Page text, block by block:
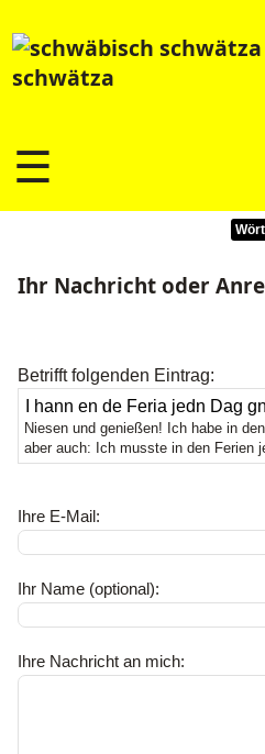
schwätza
☰
Ihr Nachricht oder
Betrifft folgenden Eintrag:
Niesen und genießen! Ich habe in
aber auch: Ich musste in den Ferien
Ihre E-Mail:
Ihr Name (optional):
Ihre Nachricht an mich: